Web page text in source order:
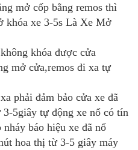
mở cốp bằng remos thì
khóa xe 3-5s Là Xe Mở
khóa được cửa
mở cửa,remos đi xa tự
phải đảm bảo cửa xe đã
5giây tự động xe nổ có tín
báo hiệu xe đã nổ
hoa thị từ 3-5 giây máy